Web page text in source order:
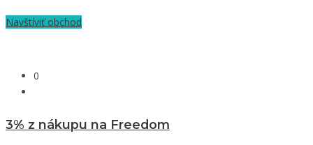
Navštíviť obchod
0
3% z nákupu na Freedom